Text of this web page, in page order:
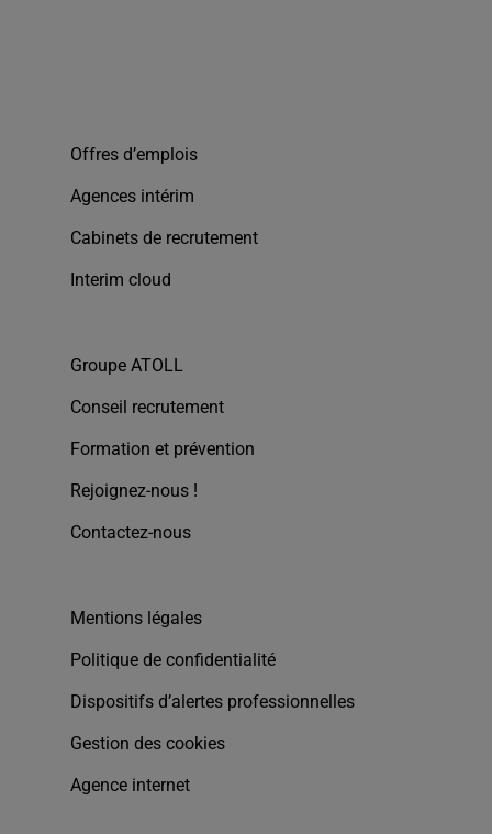
Offres d’emplois
Agences intérim
Cabinets de recrutement
Interim cloud
Groupe ATOLL
Conseil recrutement
Formation et prévention
Rejoignez-nous !
Contactez-nous
Mentions légales
Politique de confidentialité
Dispositifs d’alertes professionnelles
Gestion des cookies
Agence internet